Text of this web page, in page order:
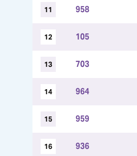
11 958
12 105
13 703
14 964
15 959
16 936